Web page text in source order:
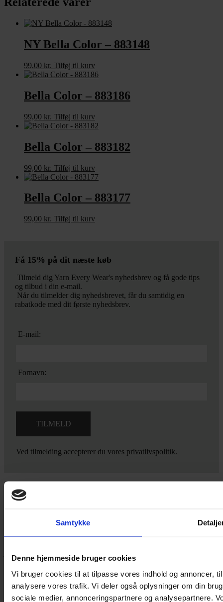
Samtykke
Denne hjemmeside bruger cookies
Vi bruger cookies til at tilpasse vores indhold og annoncer,
analysere vores trafik. Vi deler også oplysninger om din
sociale medier, annonceringspartnere og analysepartnere.
NY Bella Color – 883148
99,00 kr. Tilføj til kurv
Bella Color – 883186
99,00 kr. Tilføj til kurv
Bella Color – 883182
99,00 kr. Tilføj til kurv
Bella Color – 883177
99,00 kr. Tilføj til kurv
Få 15% på dit næste køb
Tilmeld dig Yarn Every Wear's nyhedsbrev og få gode tips
og tilbud i din e-mail.
Når du tilmelder dig nyhedsbrevet, får du samtidig en
rabatkode med dit første nyhedsbrev.
E-mail:
Fornavn:
Ved tilmelding accepterer du vores privatlivspolitik.
Yarn Every Wear
Hvis du bøvler med noget eller ønsker ny inspiration, så skriv til
Vestergade 12 6270, Tønder
60 51 96 50
post@yarneverywear.dk
CVR 43041649